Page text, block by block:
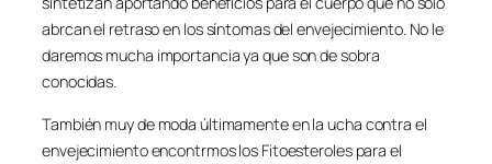
abrcan el retraso en los síntomas del envejecimiento. No le
daremos mucha importancia ya que son de sobra
conocidas.
También muy de moda últimamente en la ucha contra el
envejecimiento encontrmos los Fitoesteroles para el